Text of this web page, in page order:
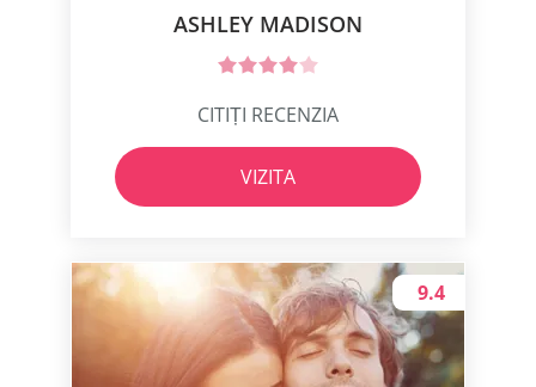
ASHLEY MADISON
CITIȚI RECENZIA
VIZITA
9.4